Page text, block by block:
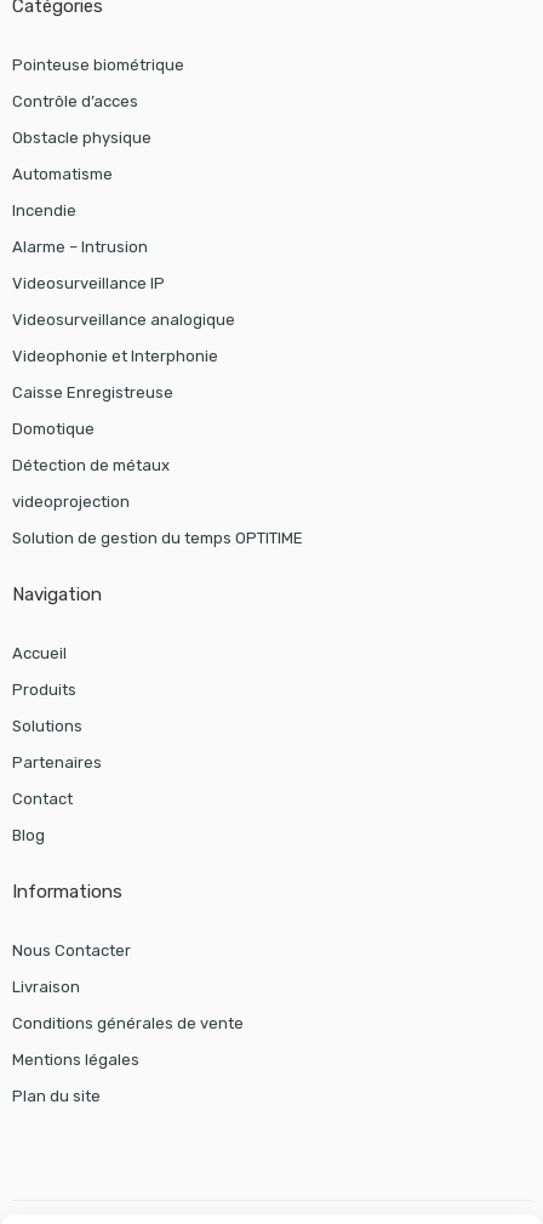
Catégories
Pointeuse biométrique
Contrôle d’acces
Obstacle physique
Automatisme
Incendie
Alarme – Intrusion
Videosurveillance IP
Videosurveillance analogique
Videophonie et Interphonie
Caisse Enregistreuse
Domotique
Détection de métaux
videoprojection
Solution de gestion du temps OPTITIME
Navigation
Accueil
Produits
Solutions
Partenaires
Contact
Blog
Informations
Nous Contacter
Livraison
Conditions générales de vente
Mentions légales
Plan du site